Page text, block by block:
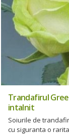
Trandafirul
intalnit
Soiurile de
cu siguranta o